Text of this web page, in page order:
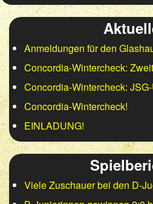
Anmeldungen für den
Concordia-Wintercheck:
Concordia-Wintercheck:
Concordia-Wintercheck!
EINLADUNG!
Viele Zuschauer bei den D-